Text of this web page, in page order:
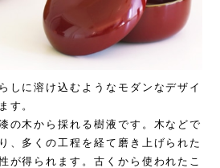
しに溶け込むようなモダンなデザイ
す。
の木から採れる樹液です。木などで
、多くの工程を経て磨き上げられた
が得られます。古くから使われたこ